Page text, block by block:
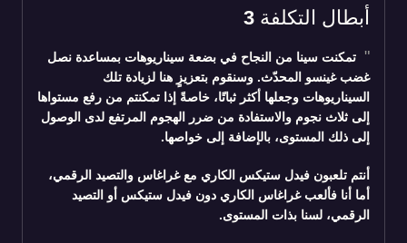
أبطال التكلفة 3
تمكنت سينا من النجاح في بضعة سيناريوهات بمساعدة نصل
غضب غينسو المحدّث. وسنقوم بتعزيزٍ هنا لزيادة تلك
السيناريوهات وجعلها أكثر ثباتًا، خاصةً إذا تمكنتم من رفع مستواها
إلى ثلاث نجوم والاستفادة من ضرر الهجوم المرتفع لدى الوصول
إلى ذلك المستوى، بالإضافة إلى خواصها.
أنتم تلعبون فيدل ستيكس الكاري مع غراغاس والتصيد الرقمي،
أما أنا فألعب غراغاس الكاري دون فيدل ستيكس أو التصيد
الرقمي، لسنا بذات المستوى.